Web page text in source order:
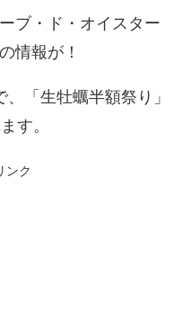
ブ・ド・オイスター
情報が！
「生牡蠣半額祭り」
す。
ンク